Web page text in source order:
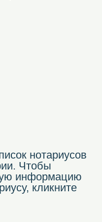
нотариусов
Чтобы
информацию
кликните